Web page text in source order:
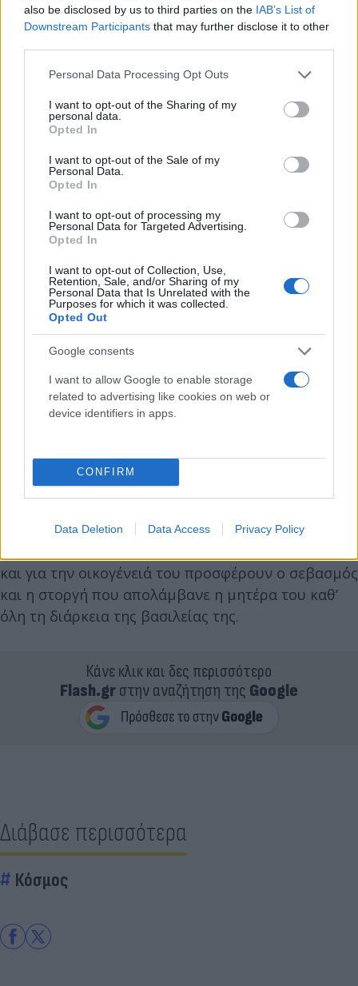
also be disclosed by us to third parties on the IAB’s List of
Downstream Participants that may further disclose it to other
Please note that this website/app uses one or more Google
not limited to your visit or usage behaviour. You may click to
grant or deny consent to Google and its third-party tags to
use your data for below specified purposes in below Google
consent section.
Personal Data Processing Opt Outs
I want to opt-out of the Sharing of my
personal data.
Opted In
I want to opt-out of the Sale of my
Personal Data.
Opted In
I want to opt-out of processing my
Personal Data for Targeted Advertising.
Opted In
I want to opt-out of Collection, Use,
Retention, Sale, and/or Sharing of my
Personal Data that Is Unrelated with the
Purposes for which it was collected.
Opted Out
Google consents
I want to allow Google to enable storage
related to advertising like cookies on web or
device identifiers in apps.
CONFIRM
Data Deletion Data Access Privacy Policy
και για την οικογένειά του προσφέρουν ο σεβασμός
και η στοργή που απολάμβανε η μητέρα του καθ’
όλη τη διάρκεια της βασιλείας της.
Κάνε κλικ και δες περισσότερο
Flash.grστην αναζήτηση της Google
Διάβασε περισσότερα
Κόσμος